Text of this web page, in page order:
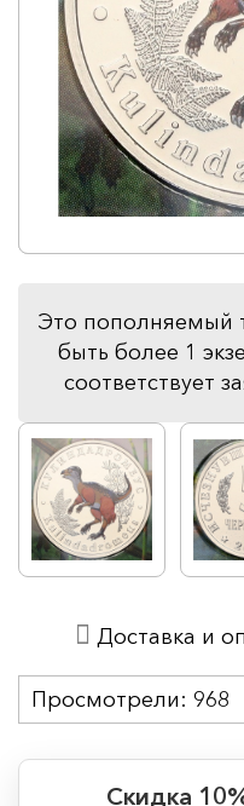
Это пополняемый
быть более 1
соответствует
Скидка
Просмотрели: 968
Доставка и